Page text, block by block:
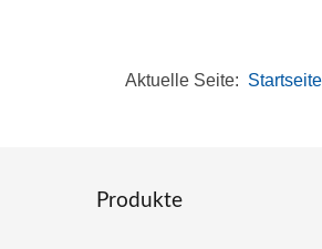
Aktuelle Seite: Startseite
Produkte